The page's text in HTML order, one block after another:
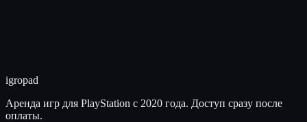
igropad
Аренда игр для PlayStation с 2020 года. Доступ сразу после
оплаты.